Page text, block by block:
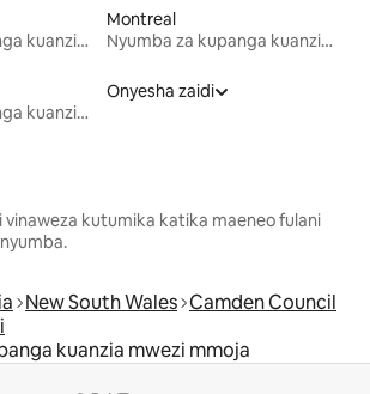
Nyumba za kupanga kuanzia mwezi mmoja
Montreal
Nyumba za kupanga kuanzia mwezi mmoja
Nyumba za kupanga kuanzia mwezi mmoja
Onyesha zaidi
vinaweza kutumika katika maeneo fulani
New South Wales Camden Council
kuanzia mwezi mmoja